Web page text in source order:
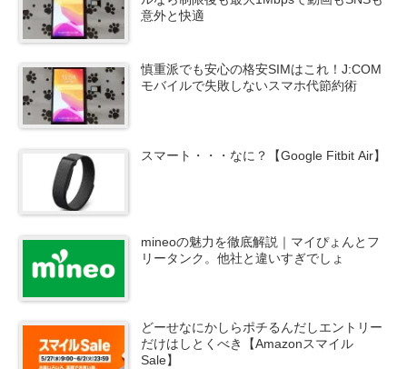
意外と快適
慎重派でも安心の格安SIMはこれ！J:COM
モバイルで失敗しないスマホ代節約術
スマート・・・なに？【Google Fitbit Air】
mineoの魅力を徹底解説｜マイぴょんとフ
リータンク。他社と違いすぎでしょ
どーせなにかしらポチるんだしエントリー
だけはしとくべき【Amazonスマイル
Sale】